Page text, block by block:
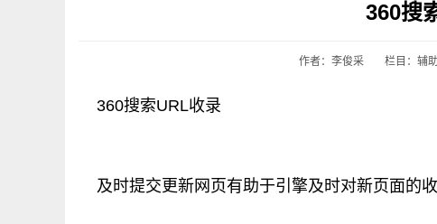
360搜
作者：李俊采 栏目： 辅
360搜索URL收录
及时提交更新网页有助于引擎及时对新页面的收